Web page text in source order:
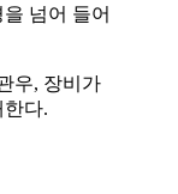
넘어 들어
우, 장비가
다.